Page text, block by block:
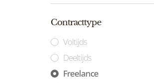
Contracttype
Voltijds
Deeltijds
Freelance